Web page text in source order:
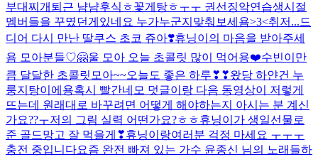
부대찌개 퇴근 냠냠후식 ㅎ꽃게탕ㅎㅜㅜ 권선징악연습생시절
멤버들을 꾸몄던게있네요 누가누군지맞춰보세욤>3<취저...드
디어 다시 만난 딸쿠스 초코 쥬아❣️휴닝이의 마음을 받아주세
욤 모아분들♡🤗울 모아 오늘 초콜릿 많이 먹어용❤️수빈이만
큼 달달한 초콜릿 모아~~오늘도 좋은 하루❣❣왔당 하얀건 누
룽지탕이에용혹시 빨간네모 덧글이랑 다음 동영상이 저렇게
뜨는데 원래대로 바꾸려면 어떻게 해야하는지 아시는 분 계신
가요??ㅜ저의 그림 실력 어떤가요?ㅎㅎ휴닝이가 생일선물로
준 골드망고 잘 먹을게❣휴닝이랑여러분 걱정 마세요 ㅜㅜㅜ
충전 중입니다요즘 완전 빠져 있는 가수 윤종신 님의 노래들하